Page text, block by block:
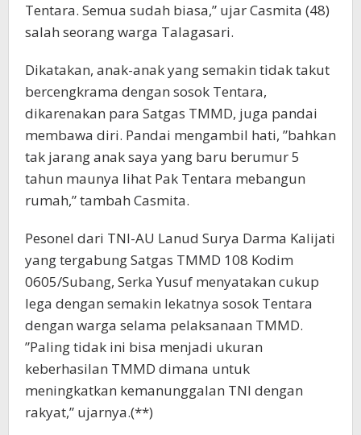
Tentara. Semua sudah biasa,” ujar Casmita (48)
salah seorang warga Talagasari.
Dikatakan, anak-anak yang semakin tidak takut
bercengkrama dengan sosok Tentara,
dikarenakan para Satgas TMMD, juga pandai
membawa diri. Pandai mengambil hati, ”bahkan
tak jarang anak saya yang baru berumur 5
tahun maunya lihat Pak Tentara mebangun
rumah,” tambah Casmita.
Pesonel dari TNI-AU Lanud Surya Darma Kalijati
yang tergabung Satgas TMMD 108 Kodim
0605/Subang, Serka Yusuf menyatakan cukup
lega dengan semakin lekatnya sosok Tentara
dengan warga selama pelaksanaan TMMD.
”Paling tidak ini bisa menjadi ukuran
keberhasilan TMMD dimana untuk
meningkatkan kemanunggalan TNI dengan
rakyat,” ujarnya.(**)